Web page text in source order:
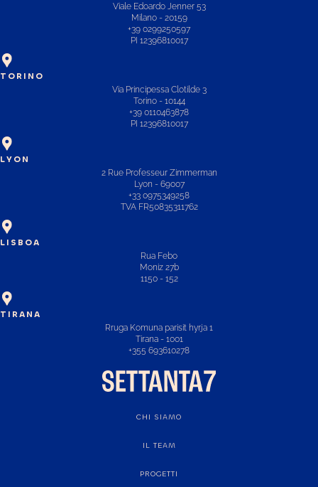
Viale Edoardo Jenner 53
Milano - 20159
+39 0299250597
PI 12396810017
TORINO
Via Principessa Clotilde 3
Torino - 10144
+39 0110463878
PI 12396810017
LYON
2 Rue Professeur Zimmerman
Lyon - 69007
+33 0975349258
TVA FR50835311762
LISBOA
Rua Febo
Moniz 27b
1150 - 152
TIRANA
Rruga Komuna parisit hyrja 1
Tirana - 1001
+355 693610278
CHI SIAMO
IL TEAM
PROGETTI